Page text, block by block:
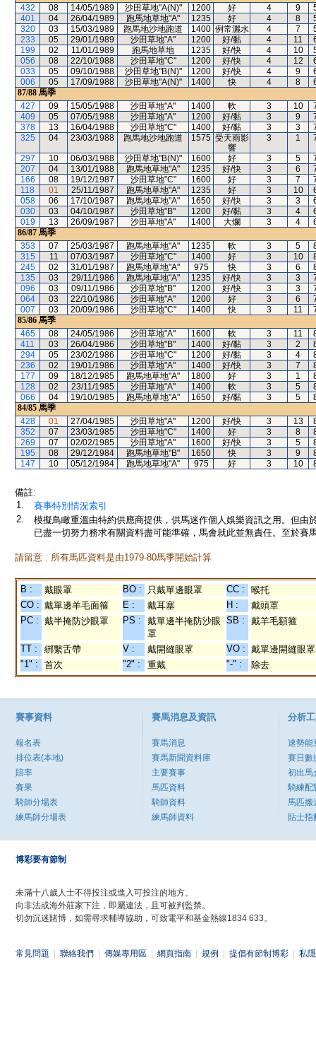
432
08 14/05/1989 沙田草地"A(N)" 1200 好 4 9
401
04 26/04/1989 跑馬地草地"A" 1235 好 4 8
320
03 15/03/1989 跑馬地沙地跑道 1400 例常灑水 4 7
233
05 29/01/1989 沙田草地"A" 1200 好/黏 4 11
199
02 11/01/1989 跑馬地草地 1235 好/快 4 10
056
08 22/10/1988 沙田草地"C" 1200 好/快 4 12
033
05 09/10/1988 沙田草地"B(N)" 1200 好/快 4 9
006
05 17/09/1988 沙田草地"A(N)" 1400 快 4 8
87/88 馬季
427
09 15/05/1988 沙田草地"A" 1400 軟 3 10
409
05 07/05/1988 沙田草地"A" 1200 好/黏 3 9
378
13 16/04/1988 沙田草地"C" 1400 好/黏 3 3
325
04 23/03/1988 跑馬地沙地跑道 1575 受天雨影
響
3 1
297 10 06/03/1988 沙田草地"B(N)" 1600 好 3 5
207
04 13/01/1988 跑馬地草地"A" 1235 好/快 3 6
166
08 19/12/1987 沙田草地"C" 1600 好 3 7
118
01 25/11/1987 跑馬地草地"A" 1235 好 3 10
058
06 17/10/1987 跑馬地草地"A" 1650 好/快 3 3
030
03 04/10/1987 沙田草地"B" 1200 好/黏 3 4
019
13 26/09/1987 沙田草地"A" 1400 大爛 3 4
86/87 馬季
353
07 25/03/1987 跑馬地草地"A" 1235 軟 3 5
315
11 07/03/1987 沙田草地"C" 1400 好 3 10
245
02 31/01/1987 跑馬地草地"A" 975 快 3 6
135
03 29/11/1986 跑馬地草地"A" 1235 好/快 3 3
096
03 09/11/1986 沙田草地"B" 1200 好/快 3 3
064
03 22/10/1986 沙田草地"A" 1200 好 3 6
007
03 20/09/1986 沙田草地"C" 1400 快 3 11
85/86 馬季
465
08 24/05/1986 沙田草地"A" 1600 軟 3 11
411
03 26/04/1986 沙田草地"B" 1400 好/黏 3 2
294
05 23/02/1986 沙田草地"C" 1200 好/黏 3 4
236
02 19/01/1986 沙田草地"A" 1400 好/快 3 7
177
09 18/12/1985 跑馬地草地"A" 1800 好 3 1
128
02 23/11/1985 沙田草地"A" 1400 軟 3 5
066
04 19/10/1985 跑馬地草地"A" 1650 好/黏 3 5
84/85 馬季
428
01 27/04/1985 沙田草地"A" 1200 好/快 3 13
352
07 23/03/1985 沙田草地"C" 1400 好 3 8
269
07 02/02/1985 沙田草地"A" 1600 好/快 3 5
195
08 29/12/1984 跑馬地草地"B" 1650 快 3 9
147
10 05/12/1984 跑馬地草地"A" 975 好 3 10
備註:
1.
賽事特別情況索引
2.
模擬鳥瞰重溫由特約供應商提供，供馬迷作個人娛樂資訊之用。但
已盡一切努力務求有關資料盡可能準確，馬會就此並無責任。至於賽
請留意 : 所有馬匹資料是由1979-80馬季開始計算
B : 戴眼罩 BO : 只戴單邊眼罩 CC :
喉托
CO : 戴單邊羊毛面箍 E : 戴耳塞 H :
戴頭罩
PC : 戴半掩防沙眼罩 PS :
戴單邊半掩防沙眼
罩
SB : 戴羊毛額箍
TT : 綁繫舌帶 V : 戴開縫眼罩 VO : 戴單邊開縫眼罩
"1" :
首次 "2" : 重戴 "-" : 除去
賽事資料
報名表
排位表(本地)
賠率
賽果
騎師分場表
練馬師分場表
賽馬消息及資訊
賽馬消息
賽馬新聞資料庫
主要賽事
馬匹資料
騎師資料
練馬師資料
分析
速勢能
賽日數
初出馬
騎練配
馬匹搬
貼士指
博彩要有節制
未滿十八歲人士不得投注或進入可投注的地方。
向非法或海外莊家下注，即屬違法，且可被判監禁。
切勿沉迷賭博，如需尋求輔導協助，可致電平和基金熱線1834 633。
常見問題 聯絡我們 傳媒專用區 網頁指南 規例 提倡有節制博彩 私